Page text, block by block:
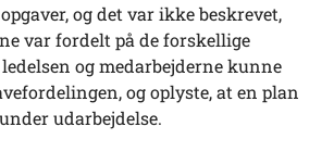
og det var ikke beskrevet,
var fordelt på de forskellige
og medarbejderne kunne
og oplyste, at en plan
udarbejdelse.